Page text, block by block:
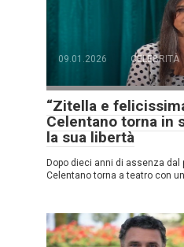
09.01.2026
CELEBRITÀ
“Zitella e
Celentano torna in
la sua libertà
Dopo dieci anni di assenza
Celentano torna a teatro con un